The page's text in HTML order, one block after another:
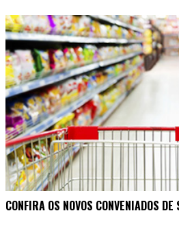
CONFIRA OS NOVOS CONVENIADOS